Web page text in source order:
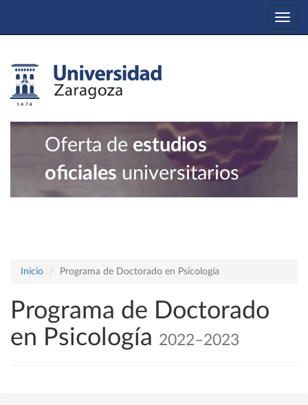
Oferta de estudios
oficiales universitarios
Inicio Programa de Doctorado en Psicología
Programa de Doctorado
en Psicología 2022–2023